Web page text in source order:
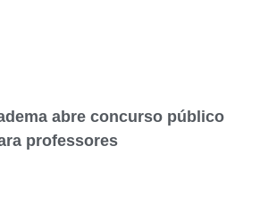
abre concurso público
professores